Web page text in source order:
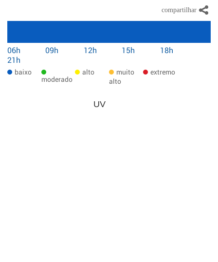
06h 09h 12h 15h
18h
21h
baixo
moderado
alto
muito
alto
extremo
UV